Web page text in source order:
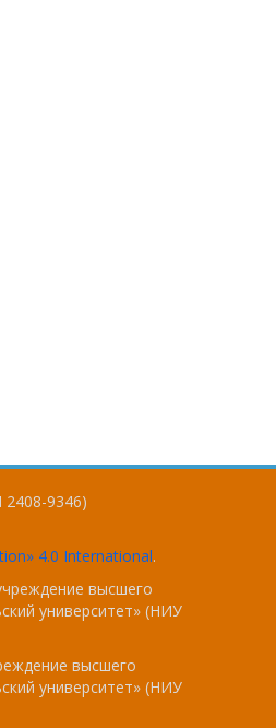
2408-9346)
4.0 International.
высшего
университет» (НИУ
высшего
университет» (НИУ